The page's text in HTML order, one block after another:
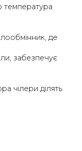
температура
де
забезпечує
чілери ділять